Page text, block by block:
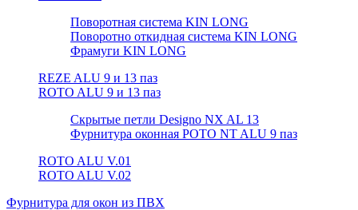
Поворотная система KIN LONG
Поворотно откидная система KIN LONG
Фрамуги KIN LONG
REZE ALU 9 и 13 паз
ROTO ALU 9 и 13 паз
Скрытые петли Designo NX AL 13
Фурнитура оконная РОТО NT ALU 9 паз
ROTO ALU V.01
ROTO ALU V.02
Фурнитура для окон из ПВХ